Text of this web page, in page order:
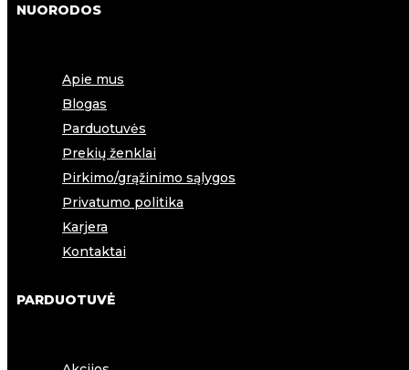
NUORODOS
Apie mus
Blogas
Parduotuvės
Prekių ženklai
Pirkimo/grąžinimo sąlygos
Privatumo politika
Karjera
Kontaktai
PARDUOTUVĖ